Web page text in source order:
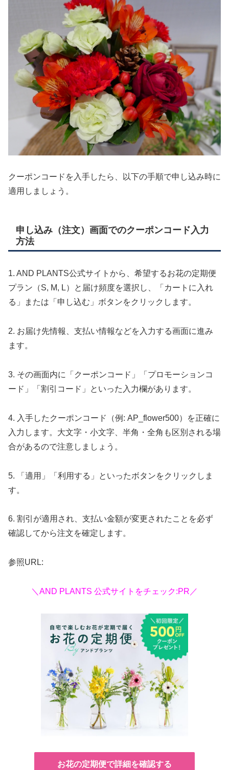
クーポンコードを入手したら、以下の手順で申し込み時に
適用しましょう。
申し込み（注文）画面でのクーポンコード入力
方法
1. AND PLANTS公式サイトから、希望するお花の定期便
プラン（S, M, L）と届け頻度を選択し、「カートに入れ
る」または「申し込む」ボタンをクリックします。
2. お届け先情報、支払い情報などを入力する画面に進み
ます。
3. その画面内に「クーポンコード」「プロモーションコ
ード」「割引コード」といった入力欄があります。
4. 入手したクーポンコード（例: AP_flower500）を正確に
入力します。大文字・小文字、半角・全角も区別される場
合があるので注意しましょう。
5. 「適用」「利用する」といったボタンをクリックしま
す。
6. 割引が適用され、支払い金額が変更されたことを必ず
確認してから注文を確定します。
参照URL:
＼AND PLANTS 公式サイトをチェック:PR／
お花の定期便で詳細を確認する